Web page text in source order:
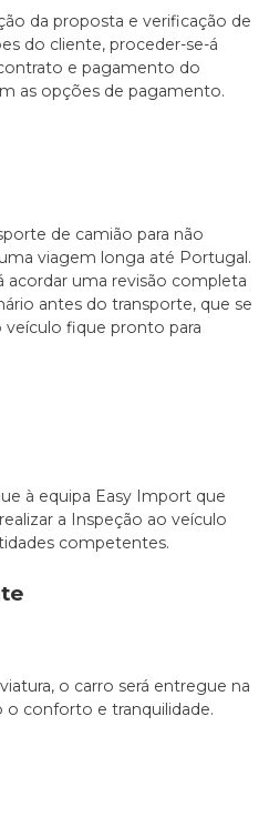
da proposta e verificação de
do cliente, proceder-se-á
e pagamento do
as opções de pagamento.
de camião para não
viagem longa até Portugal.
acordar uma revisão completa
antes do transporte, que se
veículo fique pronto para
à equipa Easy Import que
a Inspeção ao veículo
competentes.
o carro será entregue na
conforto e tranquilidade.